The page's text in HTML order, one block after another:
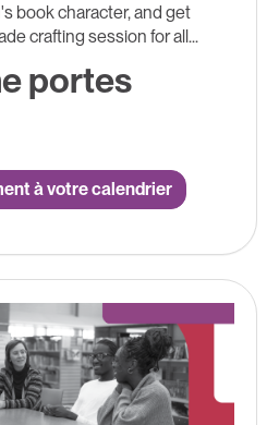
book character, and get
crafting session for all...
portes
à votre calendrier